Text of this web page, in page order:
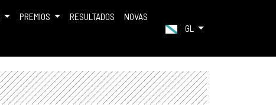
PREMIOS RESULTADOS NOVAS
GL